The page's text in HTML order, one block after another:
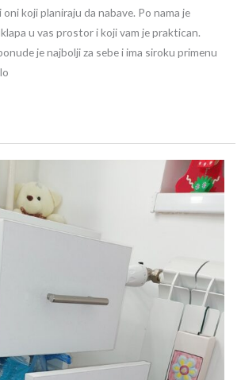
oni koji planiraju da nabave. Po nama je
u vas prostor i koji vam je praktican.
je najbolji za sebe i ima siroku primenu